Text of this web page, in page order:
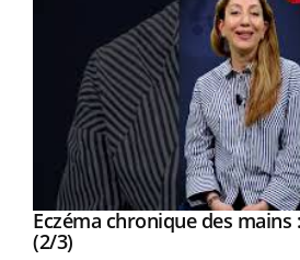
Youtube
Eczéma chronique des
(2/3)Youtube